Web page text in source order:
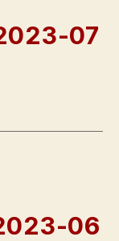
07
06